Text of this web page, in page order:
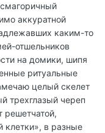
аккуратной
каким-то
отшельников
на домики, шипя
ритуальные
целый скелет
трехглазый череп
решетчатой,
клетки», в разные